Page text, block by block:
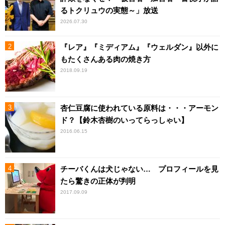
るトクリュウの実態～」放送
2026.07.30
『レア』『ミディアム』『ウェルダン』以外に
もたくさんある肉の焼き方
2018.09.19
杏仁豆腐に使われている原料は・・・アーモン
ド？【鈴木杏樹のいってらっしゃい】
2016.06.15
チーバくんは犬じゃない… プロフィールを見
たら驚きの正体が判明
2017.09.09